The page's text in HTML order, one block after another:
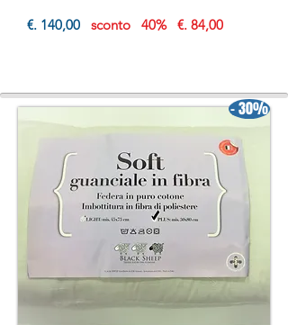
€. 140,00 sconto 40% €. 84,00
- 30%